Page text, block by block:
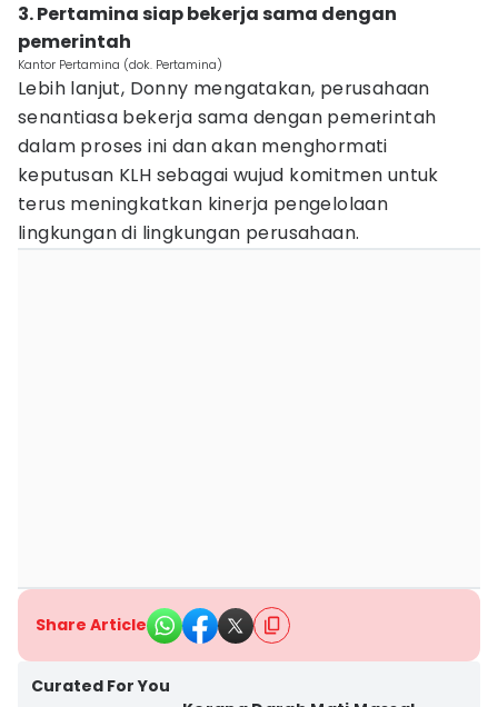
3. Pertamina siap bekerja sama dengan
pemerintah
Kantor Pertamina (dok. Pertamina)
Lebih lanjut, Donny mengatakan, perusahaan
senantiasa bekerja sama dengan pemerintah
dalam proses ini dan akan menghormati
keputusan KLH sebagai wujud komitmen untuk
terus meningkatkan kinerja pengelolaan
lingkungan di lingkungan perusahaan.
Share Article
Curated For You